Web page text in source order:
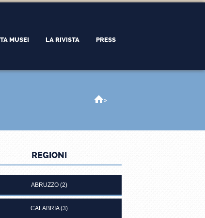
MUSEI LA RIVISTA PRESS
Home
»
REGIONI
ABRUZZO(2)
CALABRIA(3)